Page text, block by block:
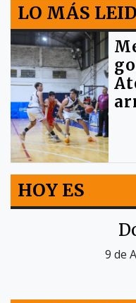
LO MÁS
HOY ES
9 de